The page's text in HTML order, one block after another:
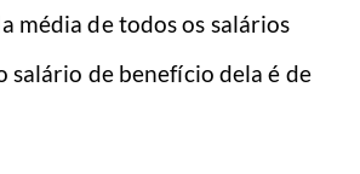
média de todos os salários
salário de benefício dela é de